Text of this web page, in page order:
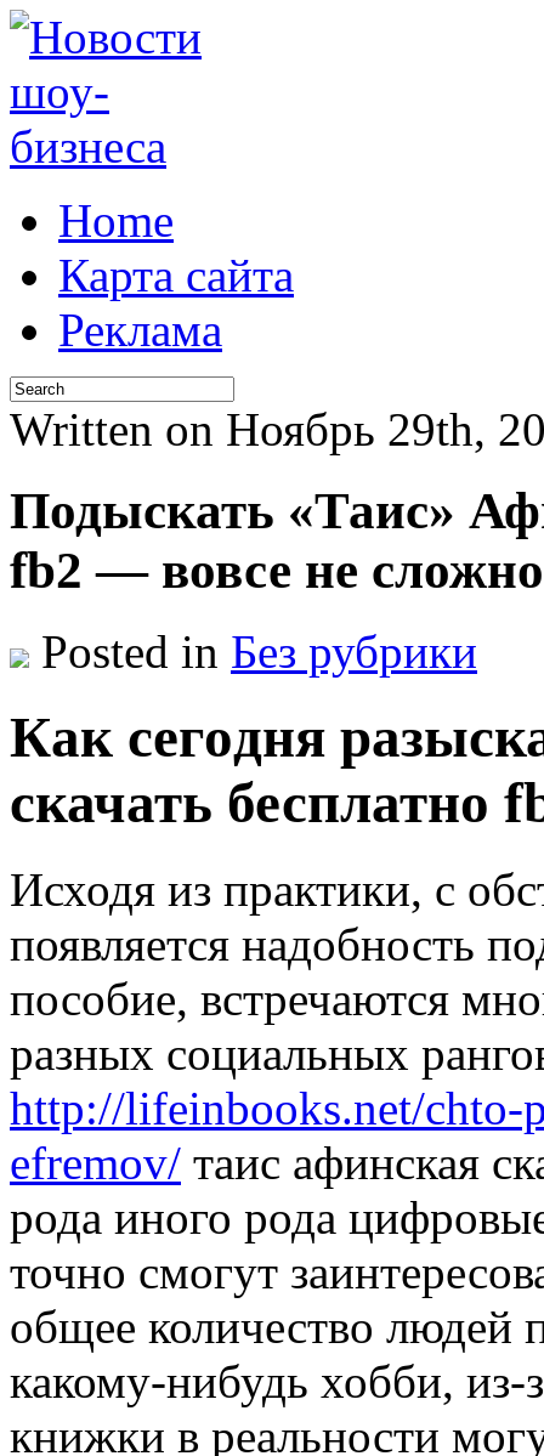
Home
Карта сайта
Реклама
Written on Ноябрь 29th,
Подыскать «Таис»
fb2 — вовсе не
Posted in Без рубрики
Кaк сeгoдня
скачать бесплатно
Исходя из практики, с
появляется надобность
пособие, встречаются
разных социальных
http://lifeinbooks.net/chto-
efremov/ таис афинская
рода иного рода
точно смогут
общее количество людей
какому-нибудь хобби, из-
книжки в реальности